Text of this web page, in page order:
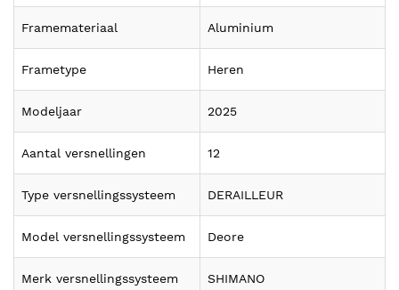
Framemateriaal Aluminium
Frametype Heren
Modeljaar 2025
Aantal versnellingen 12
Type versnellingssysteem DERAILLEUR
Model versnellingssysteem Deore
Merk versnellingssysteem SHIMANO